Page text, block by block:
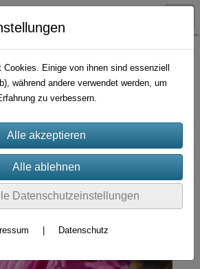
Hybriden
Cookies. Einige von ihnen sind essenziell
während andere verwendet werden, um
zu verbessern.
Datenschutzeinstellungen
Datenschutz